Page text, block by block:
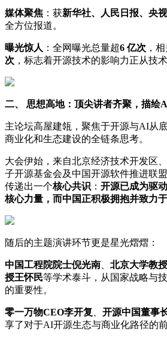
媒体聚焦 ：获新华社、人民日报、央
全方位报道。
曝光惊人 ：全网曝光总量超6 亿次 ，
次 ，标志着开源技术的影响力正从技
二、 思想高地：顶尖讲者齐聚，描绘
主论坛高屋建瓴，聚焦于开源与AI从
商业化和生态建设的全链条思考。
大会伊始，来自北京经济技术开发区
子开源基金会及中国开源软件推进联
传递出一个核心共识 ： 开源已成为驱
核心力量，而中国正积极拥抱并致力
随后的主题演讲环节更是星光熠熠：
中国工程院院士倪光南
北京大学教
授王怀民等学术泰斗，从国家战略与
的重要性。
零一万物CEO李开复 开源中国董事
享了对于AI开源生态与商业化路径的前